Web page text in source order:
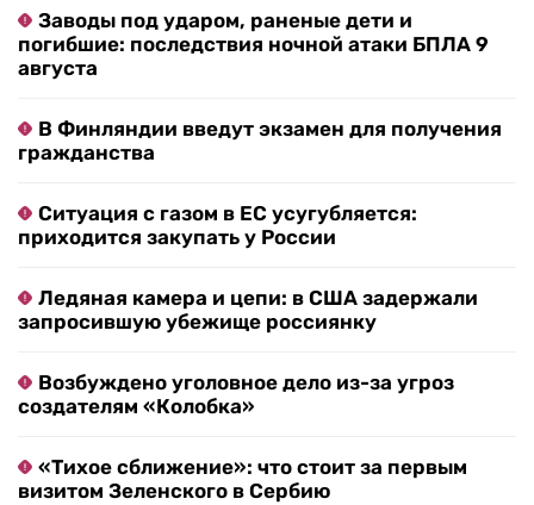
Заводы под ударом, раненые дети и
погибшие: последствия ночной атаки БПЛА 9
августа
В Финляндии введут экзамен для получения
гражданства
Ситуация с газом в ЕС усугубляется:
приходится закупать у России
Ледяная камера и цепи: в США задержали
запросившую убежище россиянку
Возбуждено уголовное дело из-за угроз
создателям «Колобка»
«Тихое сближение»: что стоит за первым
визитом Зеленского в Сербию